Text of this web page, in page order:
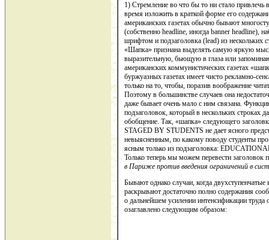
1) Стремление во что бы то ни стало
время изложить в краткой форме его
американских газетах обычно бы­вают
(собственно headline, иногда banner headline),
шрифтом и подзаголовка (lead) из
«Шапка» признана выделять са­мую яркую
выразительную, бьющую в глаза или
американских коммунистических газетах
буржуазных газетах имеет чисто рекламно-
только на то, чтобы, поразив воображение
Поэтому в большинстве случаев она
даже бывает очень мало с ним связана.
подзаголовок, который в нескольких строках
обобщение. Так, «шапка» следующего
STAGED BY STUDENTS не дает ясного
невыяснен­ным, по какому поводу студенты
ясным только из подзаголов­ка:
Только теперь мы можем перевести заголовок
в Париже против вве­дения ограничений в
Бывают однако случаи, когда двухступенчатые
раскрывают доста­точно полно содержания
о дальнейшем усилении интенсифи­кации
озаглавлено следующим образом: